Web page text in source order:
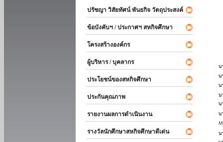
ปรัชญา วิสัยทัศน์ พันธกิจ วัตถุประสงค์
ข้อบังคับฯ / ประกาศฯ สหกิจศึกษา
โครงสร้างองค์กร
ผู้บริหาร / บุคลากร
ประโยชน์ของสหกิจศึกษา
ประกันคุณภาพ
รายงานผลการดำเนินงาน
รางวัลนักศึกษาสหกิจศึกษาดีเด่น